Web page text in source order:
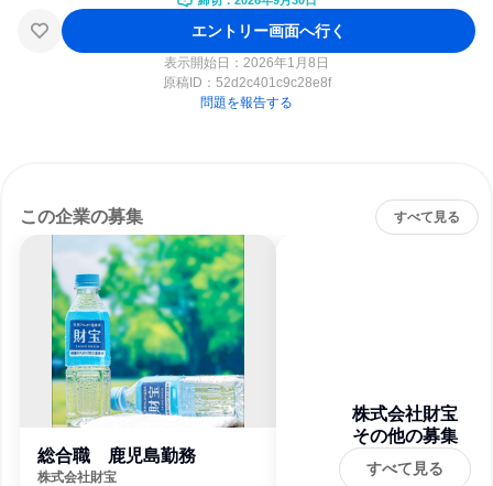
エントリー画面へ行く
表示開始日：2026年1月8日
原稿ID： 52d2c401c9c28e8f
問題を報告する
この企業の募集 すべて見る
総合職 鹿児島勤務
株式会社財宝
株式会社財宝
その他の募集
すべて見る